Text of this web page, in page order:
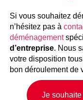
Si vous souhaitez
n’hésitez pas à
déménagement
d’entreprise. Nous
votre disposition
bon déroulement de
Je